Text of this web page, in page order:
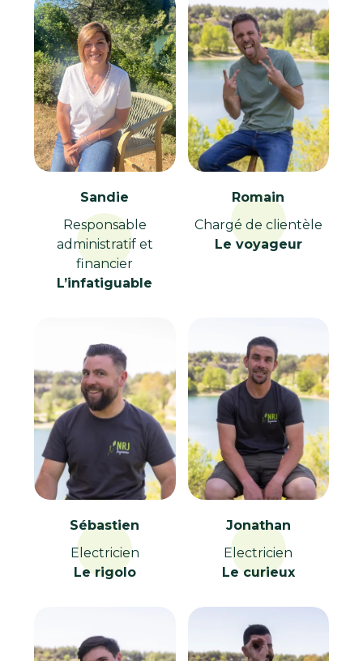
Sandie
Responsable
administratif et
financier
L’infatiguable
Romain
Chargé de clientèle
Le voyageur
Sébastien
Electricien
Le rigolo
Jonathan
Electricien
Le curieux